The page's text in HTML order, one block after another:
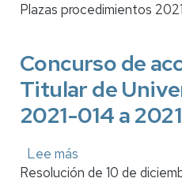
Catedrático
Plazas
2021-
042
a
Plazas procedimientos
Concurso de
Titular de
2021-014 a
Lee más
Concurso
Resolución de 10 de